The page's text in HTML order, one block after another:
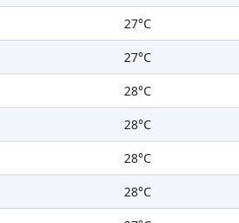
27°C
27°C
28°C
28°C
28°C
28°C